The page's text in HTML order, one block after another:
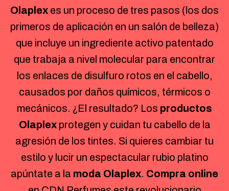
Olaplex es un proceso de tres pasos (los dos
primeros de aplicación en un salón de belleza)
que incluye un ingrediente activo patentado
que trabaja a nivel molecular para encontrar
los enlaces de disulfuro rotos en el cabello,
causados por daños químicos, térmicos o
mecánicos. ¿El resultado? Los productos
Olaplexprotegen y cuidan tu cabello de la
agresión de los tintes. Si quieres cambiar tu
estilo y lucir un espectacular rubio platino
apúntate a la moda Olaplex. Compra online